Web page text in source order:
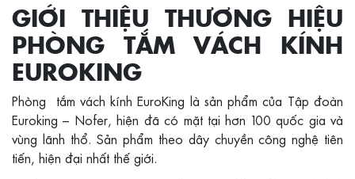
GIỚI THIỆU THƯƠNG HIỆU
PHÒNG TẮM VÁCH KÍNH
EUROKING
Phòng tắm vách kính EuroKing là sản phẩm của Tập đoàn
Euroking – Nofer, hiện đã có mặt tại hơn 100 quốc gia và
vùng lãnh thổ. Sản phẩm theo dây chuyền công nghệ tiên
tiến, hiện đại nhất thế giới.